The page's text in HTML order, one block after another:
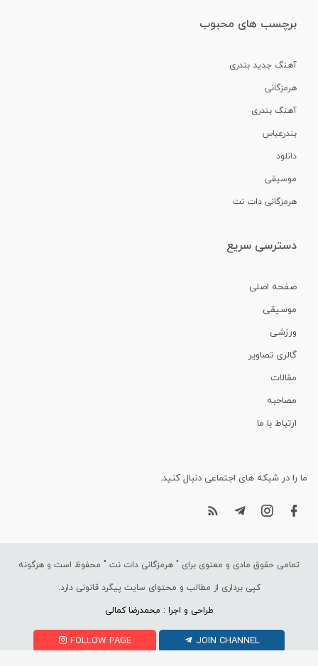
برچسب های محبوب
آهنگ جدید بندری
هرمزگانی
آهنگ بندری
بندرعباس
دانلود
موسیقی
هرمزگانی دات نت
دسترسی سریع
صفحه اصلی
موسیقی
ورزشی
گالری تصاویر
مقالات
مصاحبه
ارتباط با ما
ما را در شبکه های اجتماعی دنبال کنید.
تمامی حقوق مادی و معنوی برای " هرمزگانی دات نت " محفوظ است و هرگونه
کپی برداری از مطالب و محتوای سایت پیگرد قانونی دارد.
طراحی و اجرا : محمدرضا کمالی
FOLLOW PAGE JOIN CHANNEL